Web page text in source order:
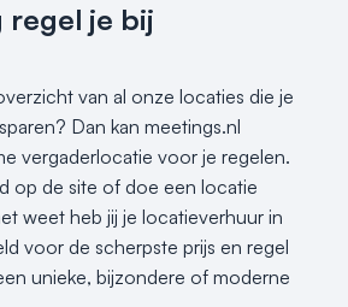
regel je bij
van al onze locaties die je
Dan kan meetings.nl
vergaderlocatie voor je regelen.
op de site of doe een locatie
weet heb jij je locatieverhuur in
voor de scherpste prijs en regel
unieke, bijzondere of moderne